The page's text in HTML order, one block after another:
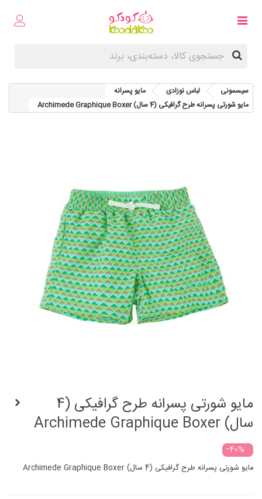
سیسمونی لباس نوزادی
مایو پسرانه
مایو شورتی پسرانه طرح گرافیکی (4 سال) Archimede Graphique Boxer
مایو شورتی پسرانه طرح گرافیکی (4
سال) Archimede Graphique Boxer
‎−40%
مایو شورتی پسرانه طرح گرافیکی (4 سال) Archimede Graphique Boxer